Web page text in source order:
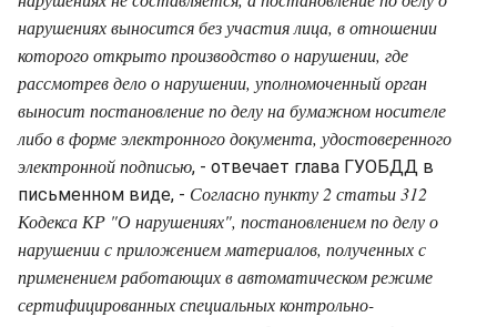
нарушениях выносится без участия лица, в отношении
которого открыто производство о нарушении, где
рассмотрев дело о нарушении, уполномоченный орган
выносит постановление по делу на бумажном носителе
либо в форме электронного документа, удостоверенного
электронной подписью, - отвечает глава ГУОБДД в
письменном виде, - Согласно пункту 2 статьи 312
Кодекса КР "О нарушениях", постановлением по делу о
нарушении с приложением материалов, полученных с
применением работающих в автоматическом режиме
сертифицированных специальных контрольно-